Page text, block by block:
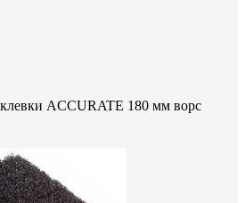
ACCURATE 180 мм ворс